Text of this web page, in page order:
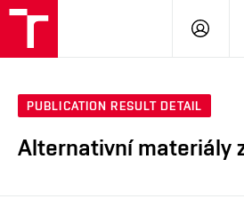
LOG
PUBLICATION RESULT DETAIL
Alternativní materiály